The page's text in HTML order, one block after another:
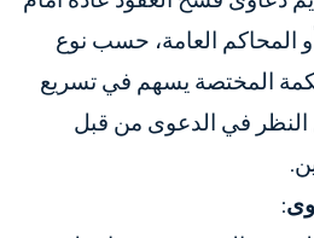
المحاكم العامة، حسب نوع
المختصة يسهم في تسريع
النظر في الدعوى من قبل
: